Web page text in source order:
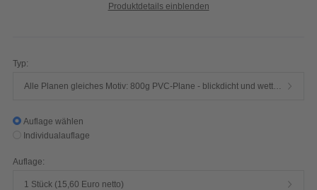
Produktdetails einblenden
Typ:
Auflage wählen
Individualauflage
Auflage:
1 Stück (15,60 Euro netto)